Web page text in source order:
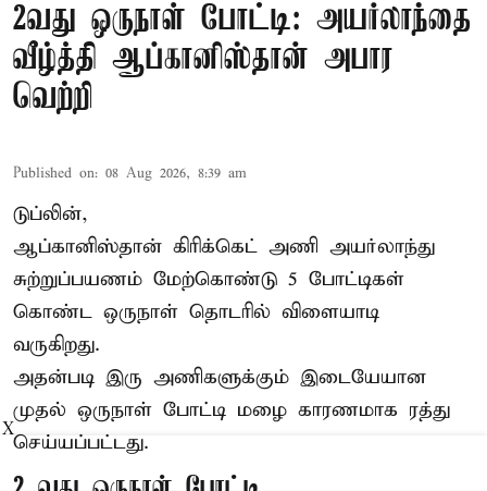
2வது ஒருநாள் போட்டி: அயர்லாந்தை
வீழ்த்தி ஆப்கானிஸ்தான் அபார
வெற்றி
Published on: 08 Aug 2026, 8:39 am
டுப்லின்,
ஆப்கானிஸ்தான் கிரிக்கெட் அணி அயர்லாந்து
சுற்றுப்பயணம் மேற்கொண்டு 5 போட்டிகள்
கொண்ட ஒருநாள் தொடரில் விளையாடி
வருகிறது.
அதன்படி இரு அணிகளுக்கும் இடையேயான
முதல் ஒருநாள் போட்டி மழை காரணமாக ரத்து
செய்யப்பட்டது.
X